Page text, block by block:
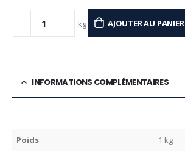
kg AJOUTER AU PANIER
INFORMATIONS COMPLÉMENTAIRES
Poids 1 kg